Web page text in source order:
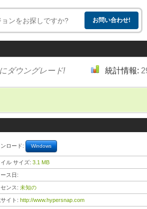
ダウングレード! 統計情報:
ロード: Windows
ル サイズ: 3.1 MB
ス日:
ンス: 未知の
イト: http://www.hypersnap.com